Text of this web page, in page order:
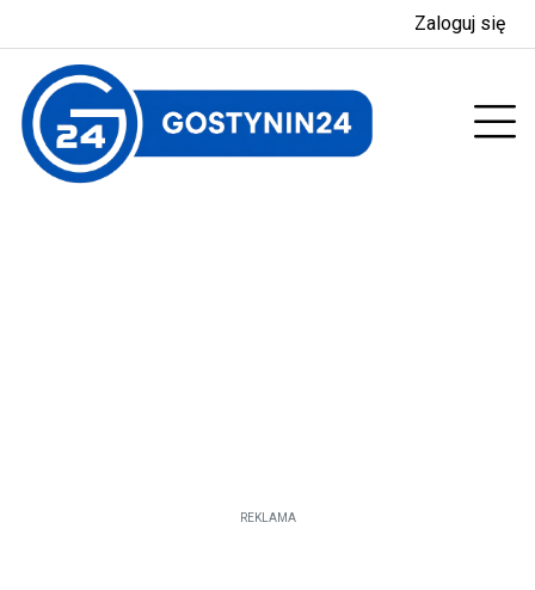
Zaloguj się
REKLAMA